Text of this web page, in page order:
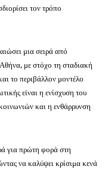
τον τρόπο
μια σειρά από
Αθήνα, με στόχο τη σταδιακή
το περιβάλλον μοντέλο
είναι η ενίσχυση του
και η ενθάρρυνση
για πρώτη φορά στη
να καλύψει κρίσιμα κενά